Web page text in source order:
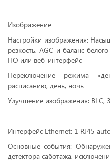
Изображение
Настройки изображения:
резкость, AGC и баланс
ПО или веб-интерфейс
Переключение режима
расписанию, день, ночь
Улучшение изображения: BLC,
Интерфейс Ethernet: 1 RJ45
Основные события:
детектора саботажа,